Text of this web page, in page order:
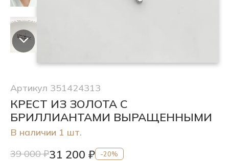
Артикул 351424313
КРЕСТ ИЗ ЗОЛОТА С
БРИЛЛИАНТАМИ ВЫРАЩЕННЫМИ
В наличии 1 шт.
39 000 ₽31 200 ₽ -20%